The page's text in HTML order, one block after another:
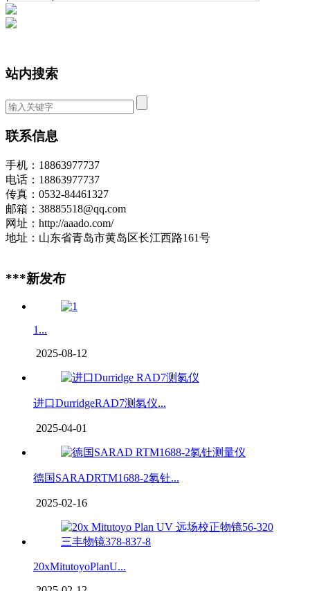
站内搜索
联系信息
手机：18863977737
电话：18863977737
传真：0532-84461327
邮箱：38885518@qq.com
网址：http://aaado.com/
地址：山东省青岛市黄岛区长江西路161号
***新发布
1...
2025-08-12
进口DurridgeRAD7测氡仪...
2025-04-01
德国SARADRTM1688-2氡钍...
2025-02-16
20xMitutoyoPlanU...